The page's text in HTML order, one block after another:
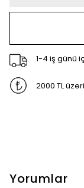
1-4 iş günü
2000 TL
Yorumlar